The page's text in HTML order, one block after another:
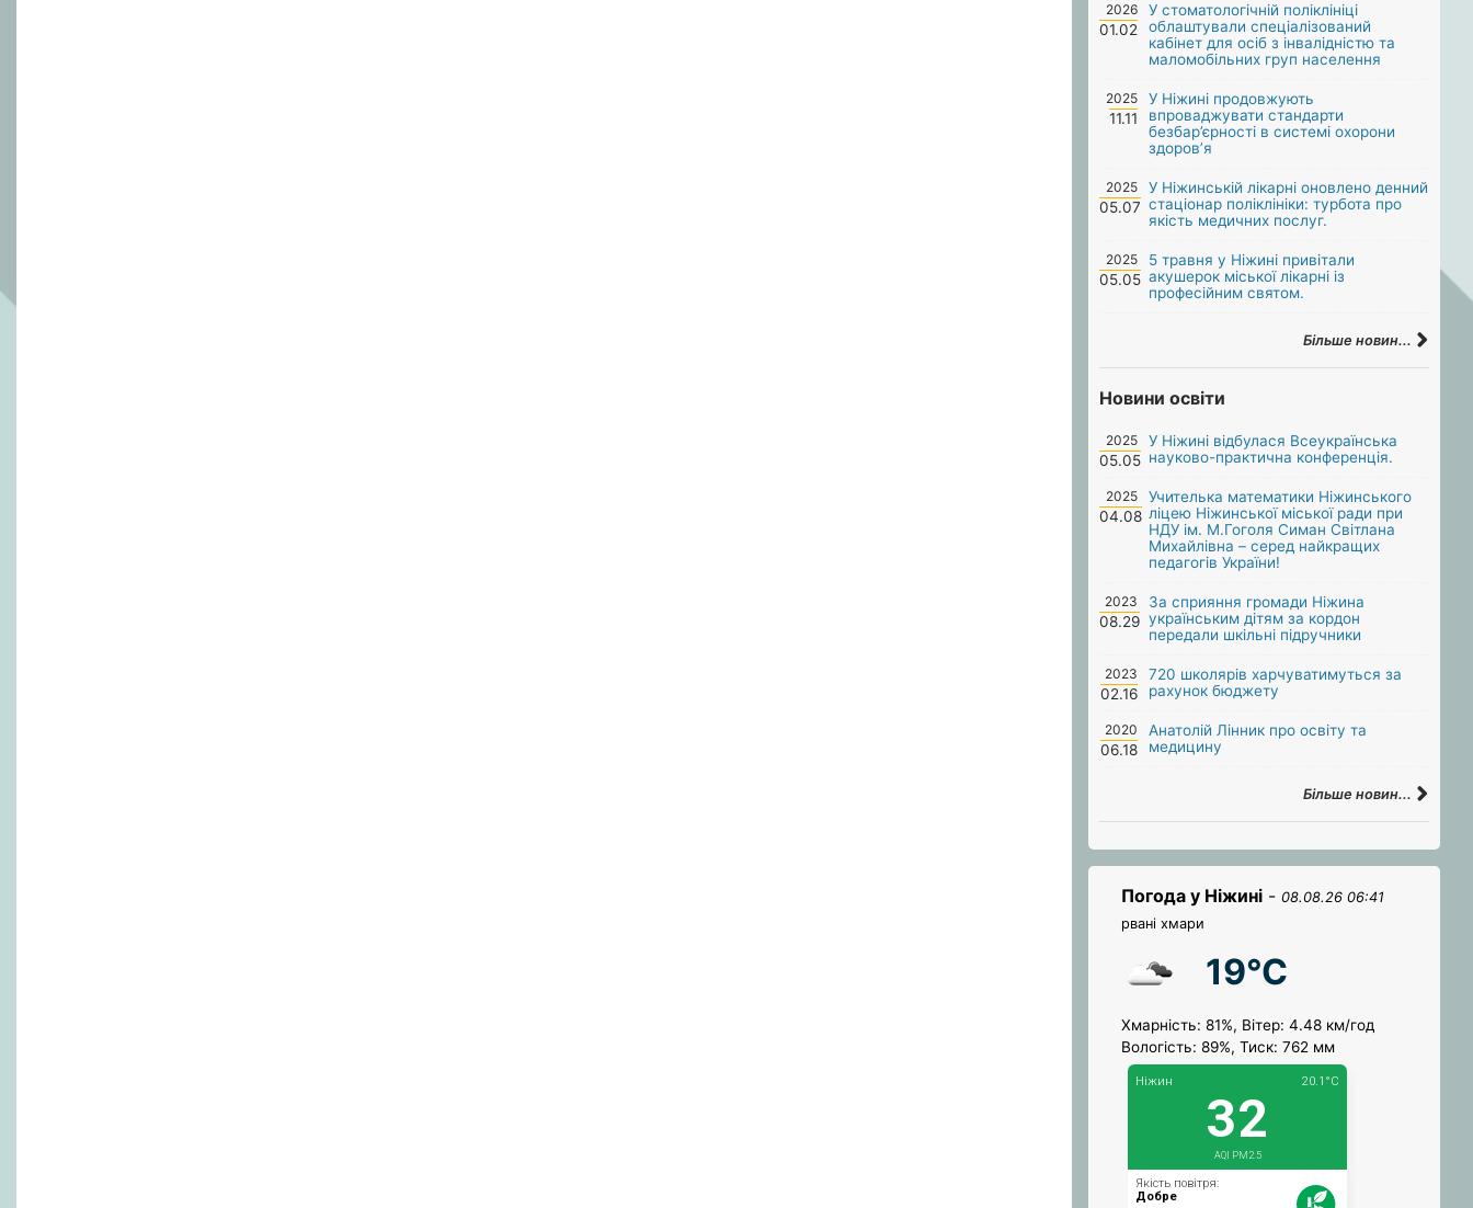
2026
01.02
У стоматологічній поліклініці
облаштували спеціалізований
кабінет для осіб з інвалідністю та
маломобільних груп населення
2025
11.11
У Ніжині продовжують
впроваджувати стандарти
безбар’єрності в системі охорони
здоров’я
2025
05.07
У Ніжинській лікарні оновлено денний
стаціонар поліклініки: турбота про
якість медичних послуг.
2025
05.05
5 травня у Ніжині привітали
акушерок міської лікарні із
професійним святом.
Більше новин...
Новини освіти
2025
05.05
У Ніжині відбулася Всеукраїнська
науково-практична конференція.
2025
04.08
Учителька математики Ніжинського
ліцею Ніжинської міської ради при
НДУ ім. М.Гоголя Симан Світлана
Михайлівна – серед найкращих
педагогів України!
2023
08.29
За сприяння громади Ніжина
українським дітям за кордон
передали шкільні підручники
2023
02.16
720 школярів харчуватимуться за
рахунок бюджету
2020
06.18
Анатолій Лінник про освіту та
медицину
Більше новин...
Погода у Ніжині - 08.08.26 06:41
рвані хмари
19°C
Хмарність: 81%, Вітер: 4.48 км/год
Вологість: 89%, Тиск: 762 мм